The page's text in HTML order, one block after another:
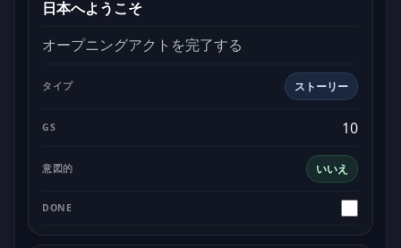
日本へようこそ
オープニングアクトを完了する
ストーリー
いいえ
10